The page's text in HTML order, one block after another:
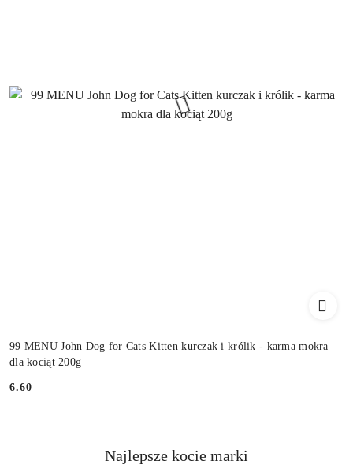
99 MENU John Dog for Cats Kitten kurczak i królik - karma mokra
dla kociąt 200g
Cena:
6.60
Pomiń karuzelę producentów
Najlepsze kocie marki